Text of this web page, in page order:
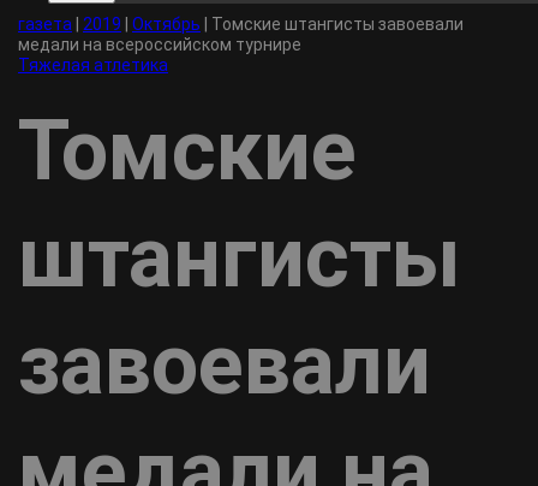
газета
2019 Октябрь
Томские штангисты завоевали
медали на всероссийском турнире
Тяжелая атлетика
Томские
штангисты
завоевали